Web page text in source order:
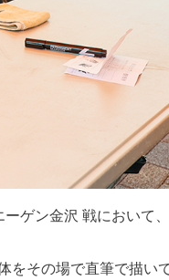
ゲン金沢 戦において
をその場で直筆で描い